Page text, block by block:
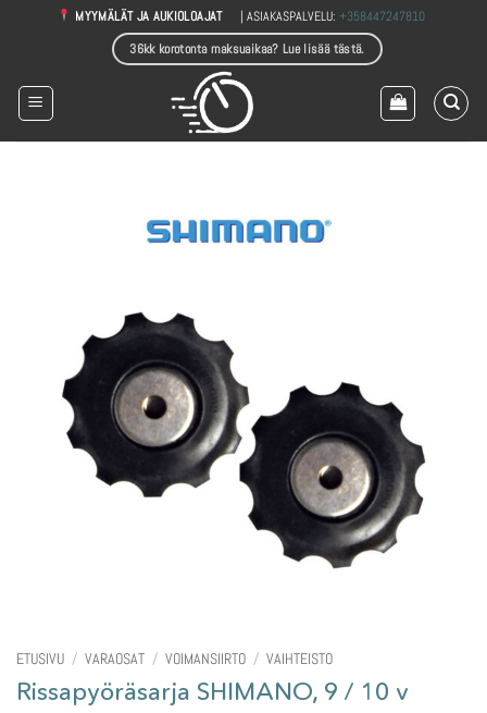
MYYMÄLÄT JA AUKIOLOAJAT | ASIAKASPALVELU:+358447247810
36kk korotonta maksuaikaa? Lue lisää tästä.
ETUSIVU / VARAOSAT / VOIMANSIIRTO / VAIHTEISTO
Rissapyöräsarja SHIMANO, 9 / 10 v